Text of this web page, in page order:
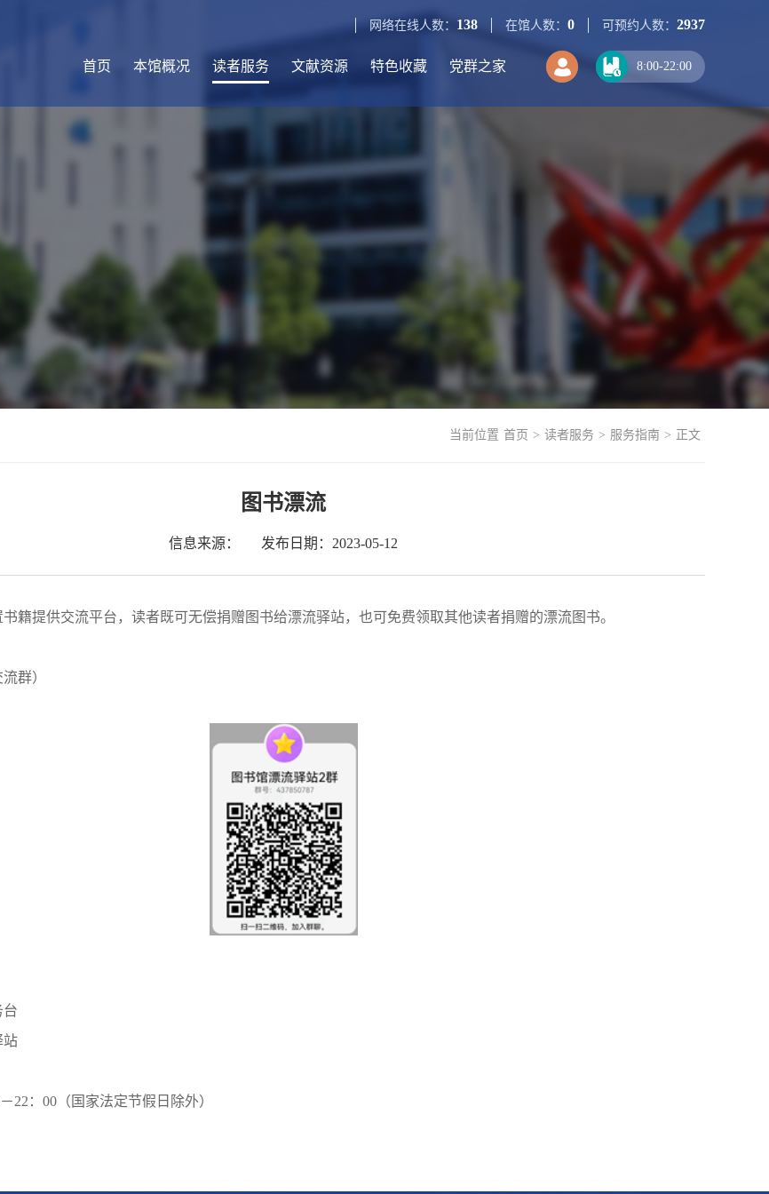
网络在线人数： 138 在馆人数： 0 可预约人数： 2937
首页 本馆概况 读者服务 文献资源 特色收藏 党群之家 8:00-22:00
当前位置 首页 > 读者服务 > 服务指南 > 正文
图书漂流
信息来源： 发布日期：2023-05-12
籍提供交流平台，读者既可无偿捐赠图书给漂流驿站，也可免费领取其他读者捐赠的漂流图书。
群）
台
站
22：00（国家法定节假日除外）